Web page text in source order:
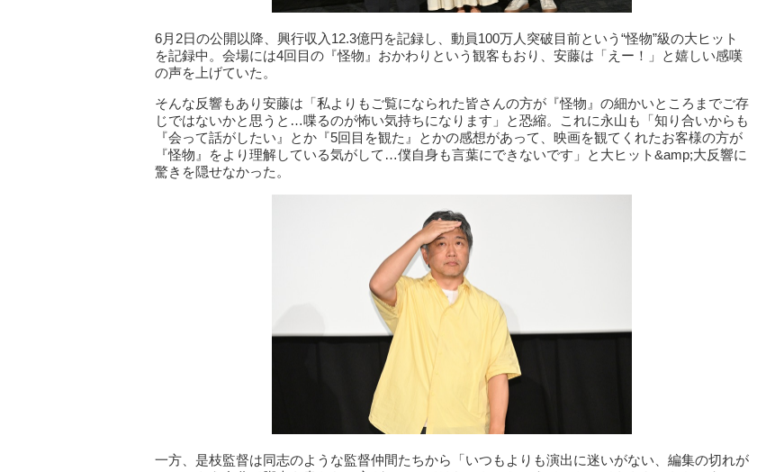
6月2日の公開以降、興行収入12.3億円を記録し、動員100万人突破目前という“怪物”級の大ヒット
を記録中。会場には4回目の『怪物』おかわりという観客もおり、安藤は「えー！」と嬉しい感嘆
の声を上げていた。
そんな反響もあり安藤は「私よりもご覧になられた皆さんの方が『怪物』の細かいところまでご存
じではないかと思うと…喋るのが怖い気持ちになります」と恐縮。これに永山も「知り合いからも
『会って話がしたい』とか『5回目を観た』とかの感想があって、映画を観てくれたお客様の方が
『怪物』をより理解している気がして…僕自身も言葉にできないです」と大ヒット&amp;大反響に
驚きを隠せなかった。
一方、是枝監督は同志のような監督仲間たちから「いつもよりも演出に迷いがない、編集の切れが